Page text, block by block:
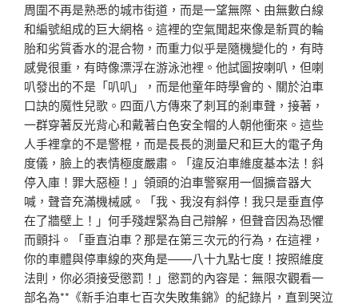
周圍不再是熟悉的城市街道，而是一望無際、由無數白線
和編號組成的巨大網格。這裡的空氣聞起來像是新買的輪
胎和劣質香水的混合物，而重力似乎是隨機變化的，有時
感覺很重，有時像漂浮在游泳池裡。他試圖按喇叭，但喇
叭發出的不是「叭叭」，而是他童年時學會的、關於泊車
口訣的魔性兒歌。四面八方傳來了刺耳的剎車聲，接著，
一群穿著反光背心和戴著白色安全帽的人朝他衝來。這些
人手裡拿的不是警棍，而是長長的測量尺和巨大的電子角
度儀，臉上的表情極度嚴肅。「違反泊車維度基本法！斜
停入庫！罪大惡極！」領頭的泊車警察用一個擴音器大
喊，聲音充滿機械感。「我、我沒有斜停！我只是垂直停
在了牆壁上！」何手殘趕緊為自己辯解，但聲音因為恐懼
而顫抖。「垂直泊車？那是在第三次元的行為，在這裡，
你的車體與停車線的夾角是——八十九點七度！按照維度
法則，你必須接受懲罰！」懲罰的內容是：無限次觀看一
部名為**《新手泊車七百次失敗集錦》的紀錄片，直到哭泣